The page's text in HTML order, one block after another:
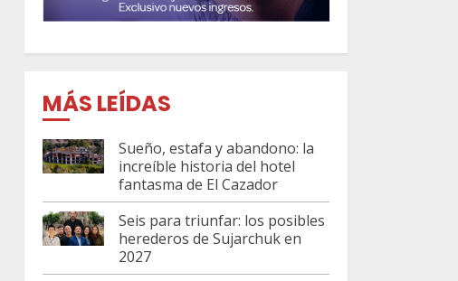
MÁS LEÍDAS
Sueño, estafa y abandono: la
increíble historia del hotel
fantasma de El Cazador
Seis para triunfar: los posibles
herederos de Sujarchuk en
2027